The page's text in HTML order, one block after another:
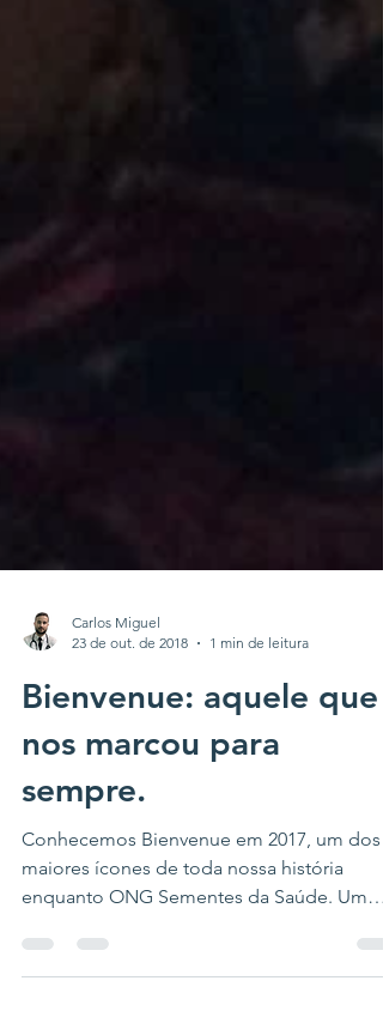
1 min de leitura
Bienvenue: aquele que
nos marcou para
sempre.
Conhecemos Bienvenue em 2017, um dos
maiores ícones de toda nossa história
enquanto ONG Sementes da Saúde. Um